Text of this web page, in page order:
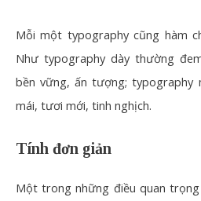
Mỗi một typography cũng hàm
Như typography dày thường
bền vững, ấn tượng; typography
mái, tươi mới, tinh nghịch.
Tính đơn giản
Một trong những điều quan